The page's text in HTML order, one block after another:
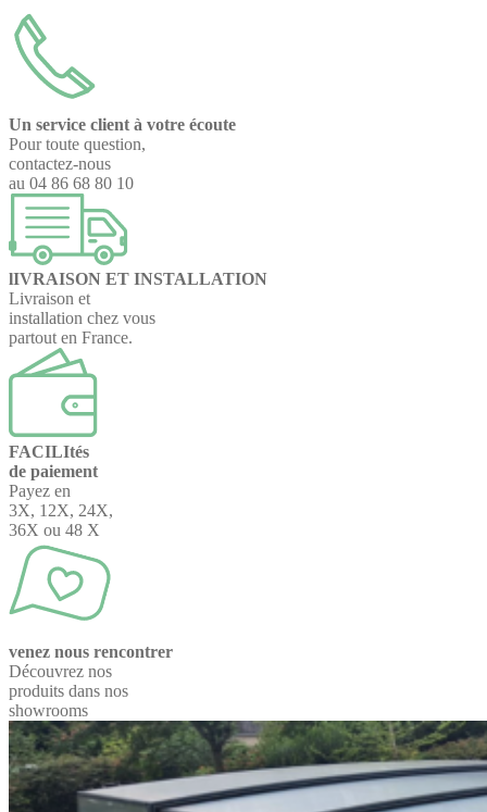
Un service client à votre écoute
Pour toute question,
contactez-nous
au 04 86 68 80 10
lIVRAISON ET INSTALLATION
Livraison et
installation chez vous
partout en France.
FACILItés
de paiement
Payez en
3X, 12X, 24X,
36X ou 48 X
venez nous rencontrer
Découvrez nos
produits dans nos
showrooms